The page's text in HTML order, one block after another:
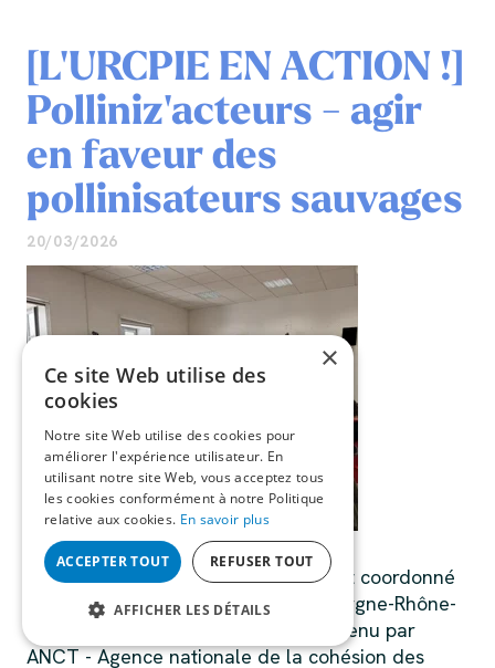
[L'URCPIE EN ACTION !]
Polliniz'acteurs - agir
en faveur des
pollinisateurs sauvages
20/03/2026
Polliniz'acteurs, est un projet porté et coordonné
par l'Union Régionale des CPIE Auvergne-Rhône-
Alpes et l'URCPIE d'Occitanie et soutenu par
ANCT - Agence nationale de la cohésion des
×
Ce site Web utilise des
cookies
Notre site Web utilise des cookies pour
améliorer l'expérience utilisateur. En
utilisant notre site Web, vous acceptez tous
les cookies conformément à notre Politique
relative aux cookies. En savoir plus
ACCEPTER TOUT REFUSER TOUT
AFFICHER LES DÉTAILS